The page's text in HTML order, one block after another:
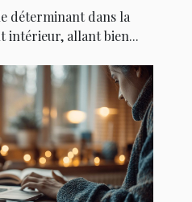
déterminant dans la
intérieur, allant bien...